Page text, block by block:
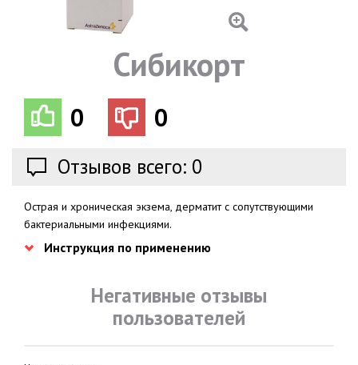
Сибикорт
0 0
Отзывов всего: 0
Острая и хроническая экзема, дерматит с сопутствующими
бактериальными инфекциями.
Инструкция по применению
Негативные отзывы
пользователей